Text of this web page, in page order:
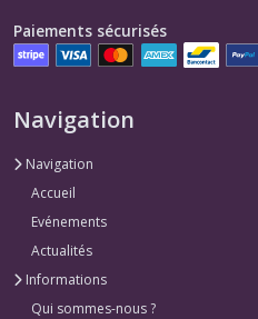
Paiements sécurisés
Navigation
Navigation
Accueil
Evénements
Actualités
Informations
Qui sommes-nous ?